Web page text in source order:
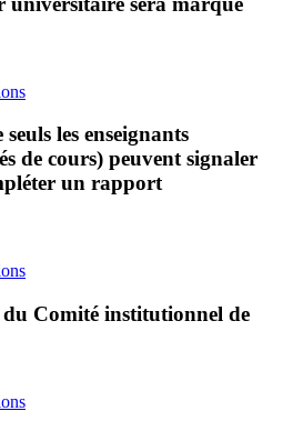
les enseignants
de cours) peuvent signaler
un rapport
du Comité institutionnel de